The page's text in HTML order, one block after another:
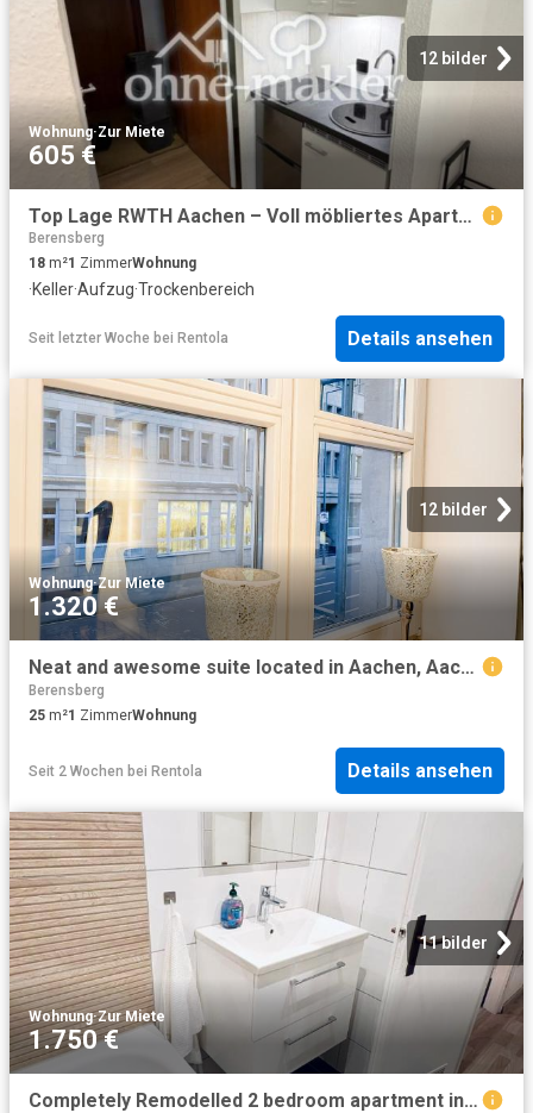
12 bilder
Wohnung·Zur Miete
605 €
Top Lage RWTH Aachen – Voll möbliertes Apartment mit neuer Ausstattung frisch saniert!
Berensberg
18 m²1 ZimmerWohnung
·Keller·Aufzug·Trockenbereich
Seit letzter Woche bei Rentola Details ansehen
12 bilder
Wohnung·Zur Miete
1.320 €
Neat and awesome suite located in Aachen, Aachen Amsterdam Apartments for Rent
Berensberg
25 m²1 ZimmerWohnung
Seit 2 Wochen bei Rentola Details ansehen
11 bilder
Wohnung·Zur Miete
1.750 €
Completely Remodelled 2 bedroom apartment in central Aachen, Aachen Amsterdam Apartments for Rent